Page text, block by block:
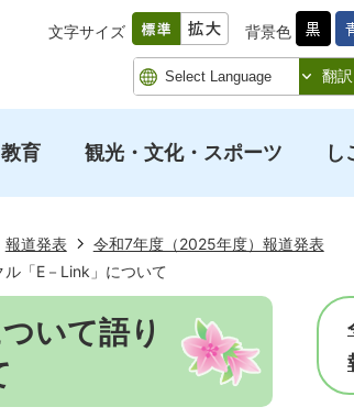
文字サイズ 背景色
翻訳
育 観光・文化・スポーツ し
報道発表
令和7年度（2025年度）報道発表
「E－Link」について
いて語り